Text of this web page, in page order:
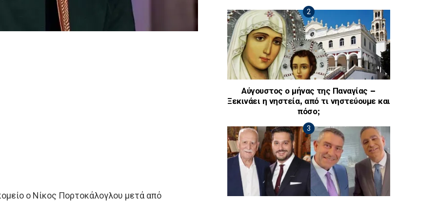
ο Νίκος Πορτοκάλογλου μετά από
Αύγουστος ο μήνας της Παναγίας –
Ξεκινάει η νηστεία, από τι νηστεύουμε και
πόσο;